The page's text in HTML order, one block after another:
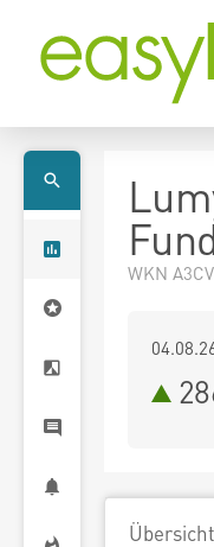
WKN
Übersicht